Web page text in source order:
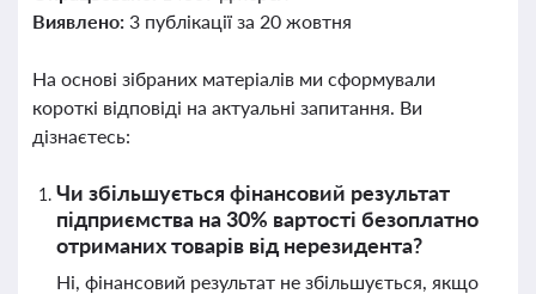
Виявлено: 3 публікації за 20 жовтня
На основі зібраних матеріалів ми сформували
короткі відповіді на актуальні запитання. Ви
дізнаєтесь:
Чи збільшується фінансовий результат
підприємства на 30% вартості безоплатно
отриманих товарів від нерезидента?
Ні, фінансовий результат не збільшується, якщо